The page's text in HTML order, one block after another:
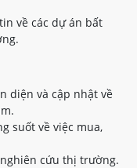
về các dự án bất
diện và cập nhật về
suốt về việc mua,
cứu thị trường.